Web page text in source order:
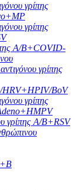
γρίπης
γρίπης
A/B+COVID-
γρίπης
HRV+HPIV/BoV
γρίπης
γρίπης A/B+RSV